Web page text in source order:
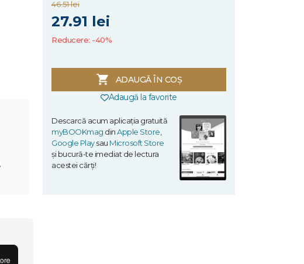
46.51 lei
27.91 lei
Reducere: -40%
ADAUGĂ ÎN COȘ
Adaugă la favorite
Descarcă acum aplicația gratuită
myBOOKmag dinApple Store
Google Playsau Microsoft Store
și bucură-te imediat de lectura
acestei cărți!